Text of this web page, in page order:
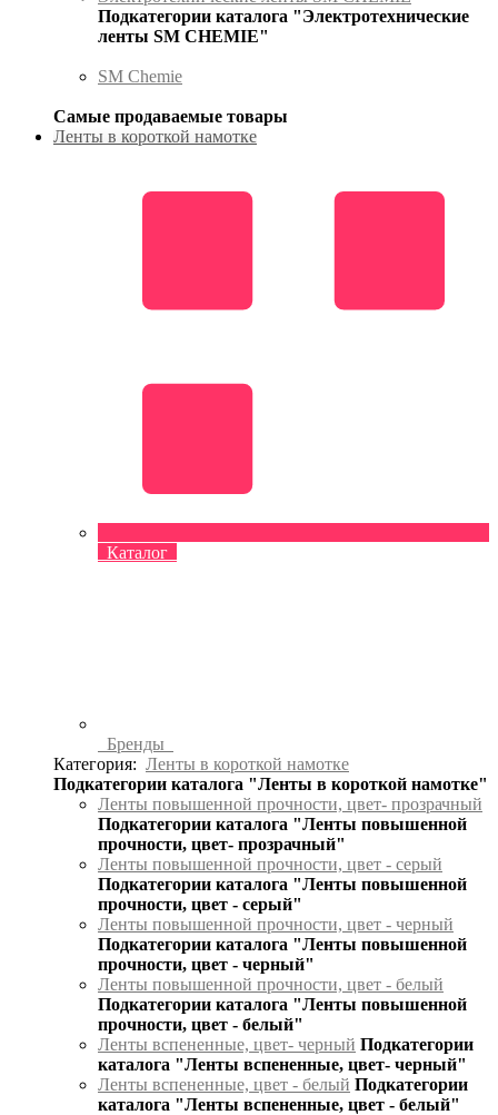
Подкатегории каталога "Электротехнические
ленты SM CHEMIE"
SM Chemie
Самые продаваемые товары
Ленты в короткой намотке
Каталог
Бренды
Категория: Ленты в короткой намотке
Подкатегории каталога "Ленты в короткой намотке"
Ленты повышенной прочности, цвет- прозрачный
Подкатегории каталога "Ленты повышенной
прочности, цвет- прозрачный"
Ленты повышенной прочности, цвет - серый
Подкатегории каталога "Ленты повышенной
прочности, цвет - серый"
Ленты повышенной прочности, цвет - черный
Подкатегории каталога "Ленты повышенной
прочности, цвет - черный"
Ленты повышенной прочности, цвет - белый
Подкатегории каталога "Ленты повышенной
прочности, цвет - белый"
Ленты вспененные, цвет- черный Подкатегории
каталога "Ленты вспененные, цвет- черный"
Ленты вспененные, цвет - белый Подкатегории
каталога "Ленты вспененные, цвет - белый"